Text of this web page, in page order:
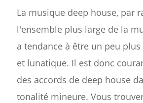
La musique deep house, par
l'ensemble plus large de la
a tendance à être un peu
et lunatique. Il est donc
des accords de deep house
tonalité mineure. Vous